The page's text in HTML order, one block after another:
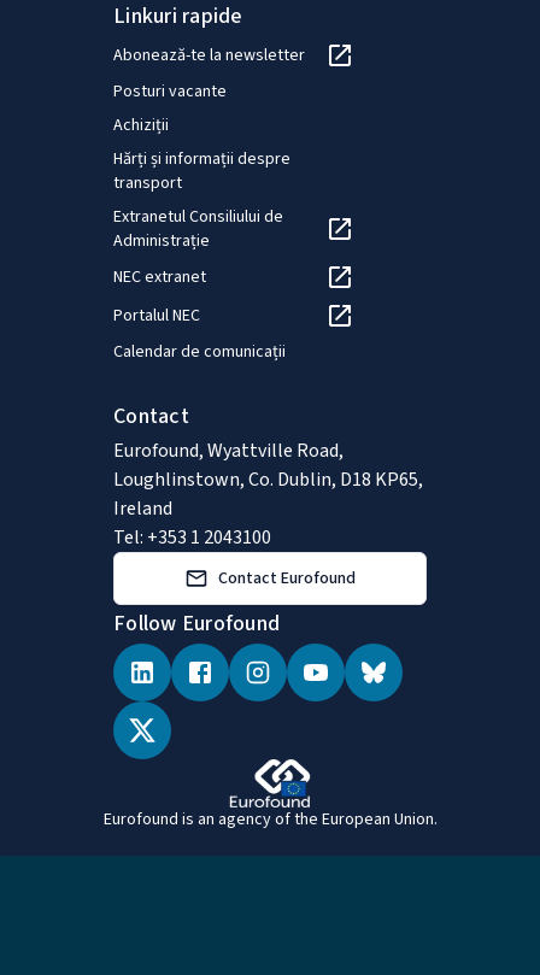
Linkuri rapide
Abonează-te la newsletter
Posturi vacante
Achiziții
Hărți și informații despre
transport
Extranetul Consiliului de
Administrație
NEC extranet
Portalul NEC
Calendar de comunicații
Contact
Eurofound, Wyattville Road,
Loughlinstown, Co. Dublin, D18 KP65,
Ireland
Tel: +353 1 2043100
Contact Eurofound
Follow Eurofound
Eurofound is an agency of the European Union.